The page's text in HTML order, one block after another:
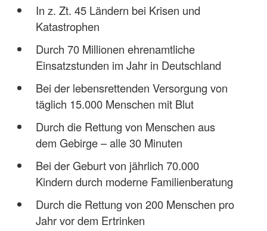
In z. Zt. 45 Ländern bei Krisen und
Katastrophen
Durch 70 Millionen ehrenamtliche
Einsatzstunden im Jahr in Deutschland
Bei der lebensrettenden Versorgung von
täglich 15.000 Menschen mit Blut
Durch die Rettung von Menschen aus
dem Gebirge – alle 30 Minuten
Bei der Geburt von jährlich 70.000
Kindern durch moderne Familienberatung
Durch die Rettung von 200 Menschen pro
Jahr vor dem Ertrinken